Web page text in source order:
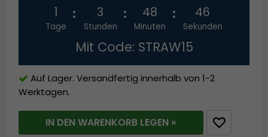
1
Tage
3
Stunden
48
Minuten
46
Sekunden
Mit Code: STRAW15
Auf Lager. Versandfertig innerhalb von 1-2
Werktagen.
IN DEN WARENKORB LEGEN »